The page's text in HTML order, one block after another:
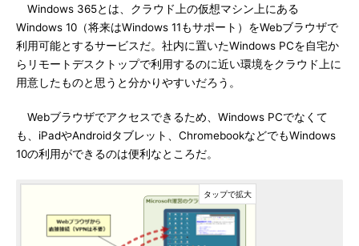
Windows 365とは、クラウド上の仮想マシン上にある
Windows 10（将来はWindows 11もサポート）をWebブラウザで
利用可能とするサービスだ。社内に置いたWindows PCを自宅か
らリモートデスクトップで利用するのに近い環境をクラウド上に
用意したものと思うと分かりやすいだろう。
Webブラウザでアクセスできるため、Windows PCでなくて
も、iPadやAndroidタブレット、ChromebookなどでもWindows
10の利用ができるのは便利なところだ。